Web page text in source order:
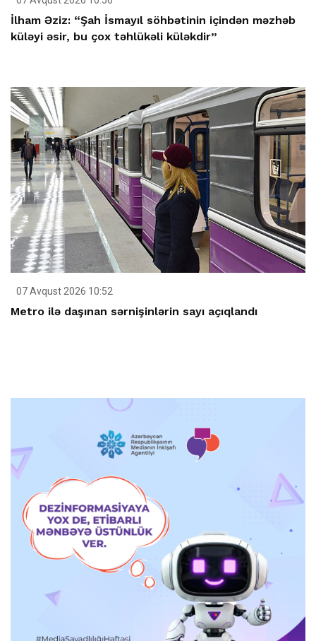
İlham Əziz: “Şah İsmayıl söhbətinin içindən məzhəb
küləyi əsir, bu çox təhlükəli küləkdir”
07 Avqust 2026 10:52
Metro ilə daşınan sərnişinlərin sayı açıqlandı